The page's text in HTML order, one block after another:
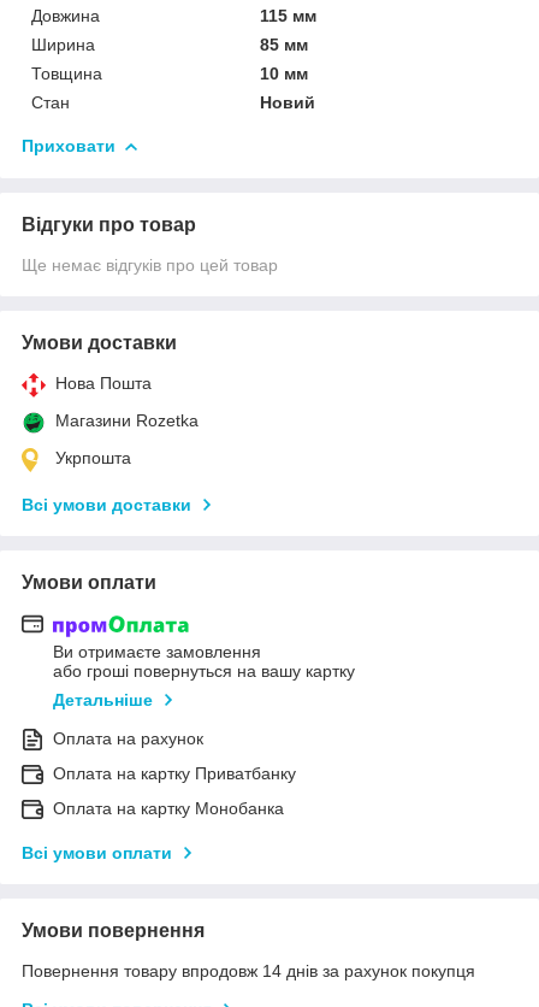
Довжина
115 мм
Ширина
85 мм
Товщина
10 мм
Стан
Новий
Приховати
Відгуки про товар
Ще немає відгуків про цей товар
Умови доставки
Нова Пошта
Магазини Rozetka
Укрпошта
Всі умови доставки
Умови оплати
Ви отримаєте замовлення
або гроші повернуться на вашу картку
Детальніше
Оплата на рахунок
Оплата на картку Приватбанку
Оплата на картку Монобанка
Всі умови оплати
Умови повернення
Повернення товару впродовж 14 днів за рахунок покупця